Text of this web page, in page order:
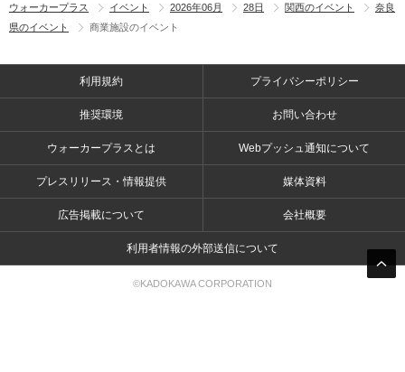
ウォーカープラス イベント 2026年06月 28日 関西のイベント
奈良
県のイベント
商業施設のイベント
利用規約 プライバシーポリシー
推奨環境 お問い合わせ
ウォーカープラスとは Webプッシュ通知について
プレスリリース・情報提供 媒体資料
広告掲載について 会社概要
利用者情報の外部送信について
©KADOKAWA CORPORATION